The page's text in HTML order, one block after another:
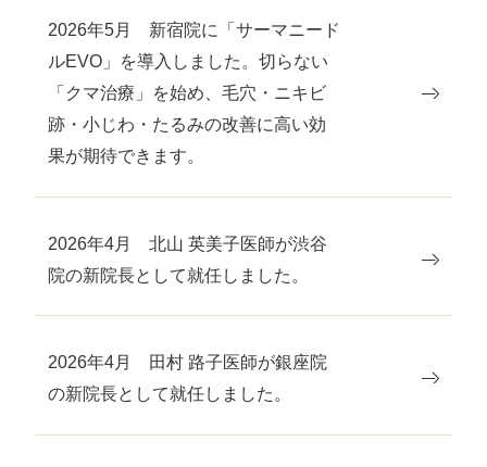
2026年5月 新宿院に「サーマニード
ルEVO」を導入しました。切らない
「クマ治療」を始め、毛穴・ニキビ
跡・小じわ・たるみの改善に高い効
果が期待できます。
2026年4月 北山 英美子医師が渋谷
院の新院長として就任しました。
2026年4月 田村 路子医師が銀座院
の新院長として就任しました。